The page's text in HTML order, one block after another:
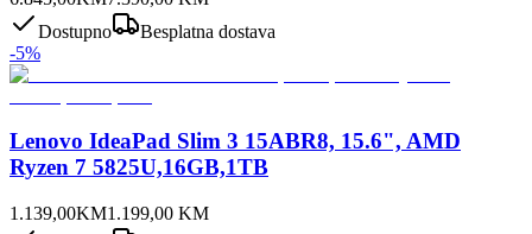
Dostupno
Besplatna dostava
-5%
Lenovo IdeaPad Slim 3 15ABR8, 15.6", AMD
Ryzen 7 5825U,16GB,1TB
1.139,00KM1.199,00 KM